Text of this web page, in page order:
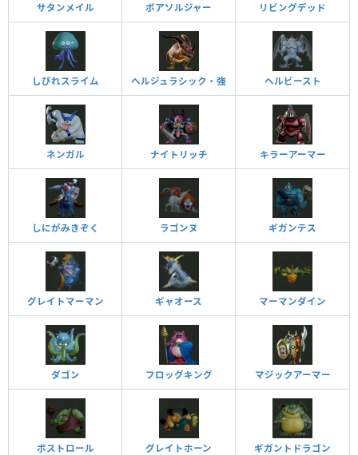
サタンメイル ボアソルジャー リビングデッド
しびれスライム ヘルジュラシック・強 ヘルビースト
ネンガル ナイトリッチ キラーアーマー
しにがみきぞく ラゴンヌ ギガンテス
グレイトマーマン ギャオース マーマンダイン
ダゴン フロッグキング マジックアーマー
ボストロール グレイトホーン ギガントドラゴン